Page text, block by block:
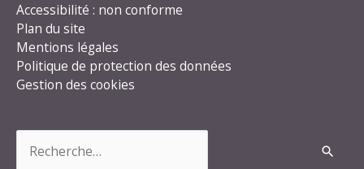
Accessibilité : non conforme
Plan du site
Mentions légales
Politique de protection des données
Gestion des cookies